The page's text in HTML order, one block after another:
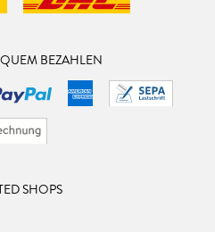
BEZAHLEN
SHOPS